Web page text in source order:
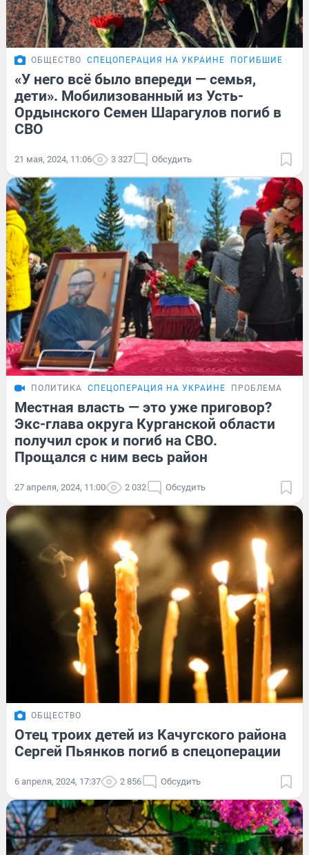
ОБЩЕСТВО СПЕЦОПЕРАЦИЯ НА УКРАИНЕ ПОГИБШИЕ
«У него всё было впереди — семья,
дети». Мобилизованный из Усть-
Ордынского Семен Шарагулов погиб в
СВО
21 мая, 2024, 11:06 3 327 Обсудить
ПОЛИТИКА СПЕЦОПЕРАЦИЯ НА УКРАИНЕ ПРОБЛЕМА
Местная власть — это уже приговор?
Экс-глава округа Курганской области
получил срок и погиб на СВО.
Прощался с ним весь район
27 апреля, 2024, 11:00 2 032 Обсудить
ОБЩЕСТВО
Отец троих детей из Качугского района
Сергей Пьянков погиб в спецоперации
6 апреля, 2024, 17:37 2 856 Обсудить